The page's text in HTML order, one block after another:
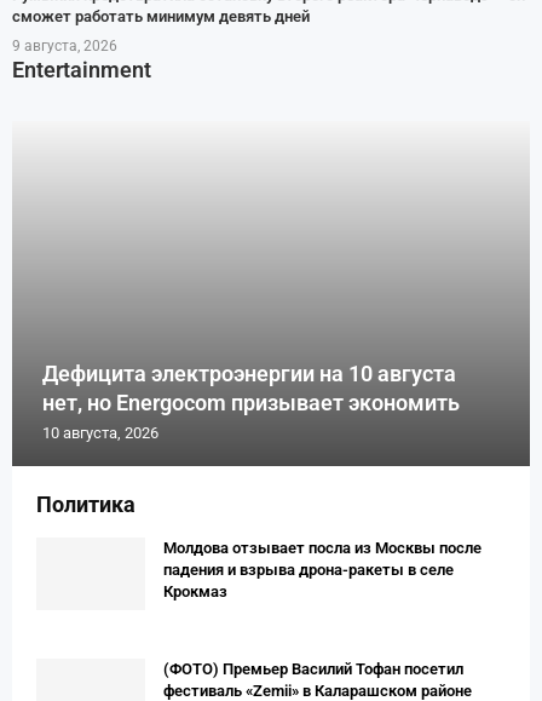
сможет работать минимум девять дней
9 августа, 2026
Entertainment
Дефицита электроэнергии на 10 августа
нет, но Energocom призывает экономить
10 августа, 2026
Политика
Молдова отзывает посла из Москвы после
падения и взрыва дрона-ракеты в селе
Крокмаз
(ФОТО) Премьер Вaсилий Тофан посетил
фестиваль «Zemii» в Каларашском районе